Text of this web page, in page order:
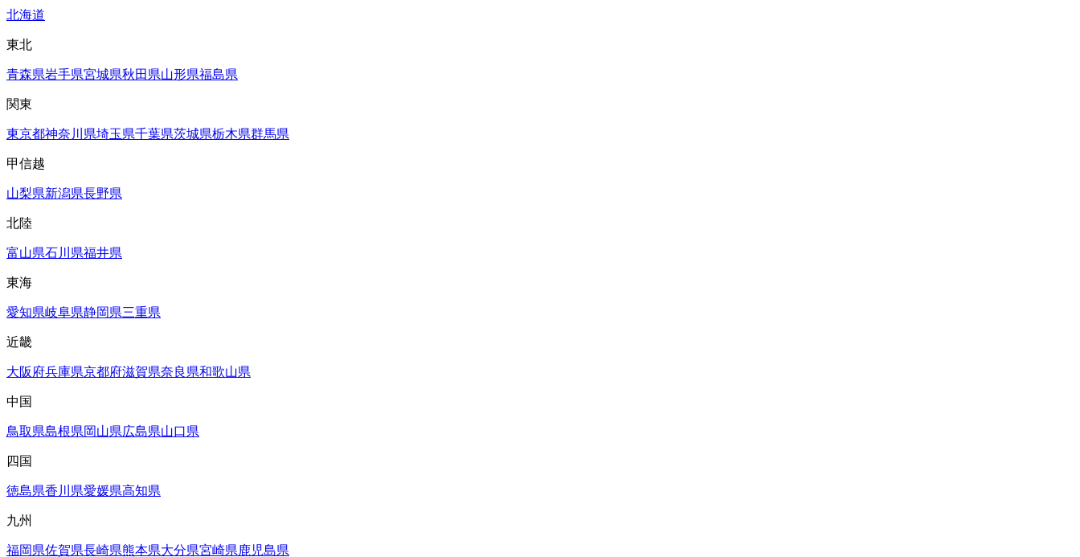
北海道
東北
青森県岩手県宮城県秋田県山形県福島県
関東
東京都神奈川県埼玉県千葉県茨城県栃木県群馬県
甲信越
山梨県新潟県長野県
北陸
富山県石川県福井県
東海
愛知県岐阜県静岡県三重県
近畿
大阪府兵庫県京都府滋賀県奈良県和歌山県
中国
鳥取県島根県岡山県広島県山口県
四国
徳島県香川県愛媛県高知県
九州
福岡県佐賀県長崎県熊本県大分県宮崎県鹿児島県